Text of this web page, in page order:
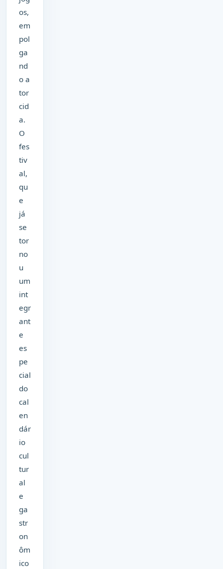
os,
em
pol
ga
nd
o a
tor
cid
a.
O
fes
tiv
al,
qu
e
já
se
tor
no
u
um
int
egr
ant
e
es
pe
cial
do
cal
en
dár
io
cul
tur
al
e
ga
str
on
ôm
ico